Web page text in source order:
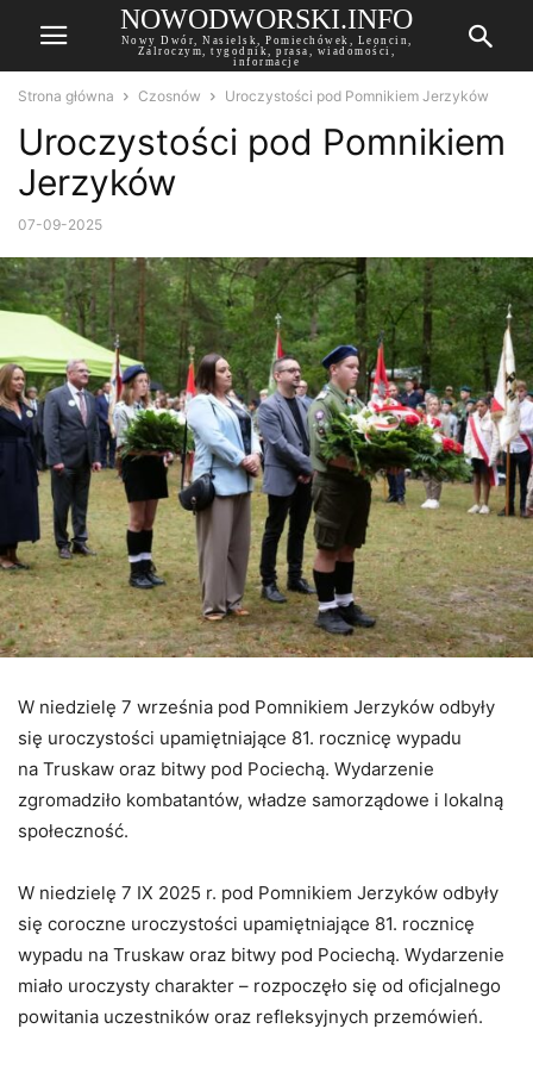
NOWODWORSKI.INFO
Nowy Dwór, Nasielsk, Pomiechówek, Leoncin,
Zalroczym, tygodnik, prasa, wiadomości,
informacje
Strona główna Czosnów Uroczystości pod Pomnikiem Jerzyków
Uroczystości pod Pomnikiem
Jerzyków
07-09-2025
W niedzielę 7 września pod Pomnikiem Jerzyków odbyły
się uroczystości upamiętniające 81. rocznicę wypadu
na Truskaw oraz bitwy pod Pociechą. Wydarzenie
zgromadziło kombatantów, władze samorządowe i lokalną
społeczność.
W niedzielę 7 IX 2025 r. pod Pomnikiem Jerzyków odbyły
się coroczne uroczystości upamiętniające 81. rocznicę
wypadu na Truskaw oraz bitwy pod Pociechą. Wydarzenie
miało uroczysty charakter – rozpoczęło się od oficjalnego
powitania uczestników oraz refleksyjnych przemówień.